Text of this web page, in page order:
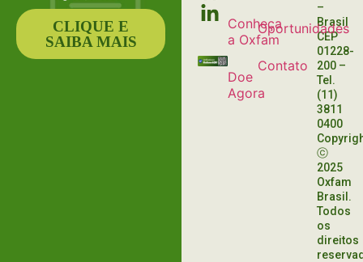
Conheça
a Oxfam
Doe
Agora
Oportunidades
Contato
–
Brasil
CEP
01228-
200 –
Tel.
(11)
3811
0400
ⓒ
2025
Oxfam
Brasil.
Todos
os
direitos
CLIQUE E
SAIBA MAIS